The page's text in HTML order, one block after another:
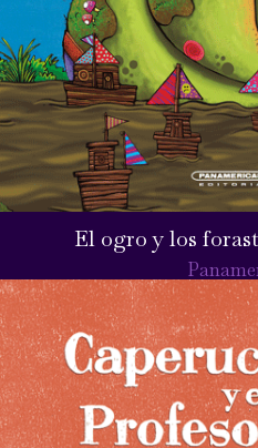
El ogro y los